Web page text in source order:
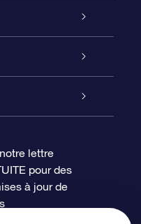
lettre
pour des
à jour de